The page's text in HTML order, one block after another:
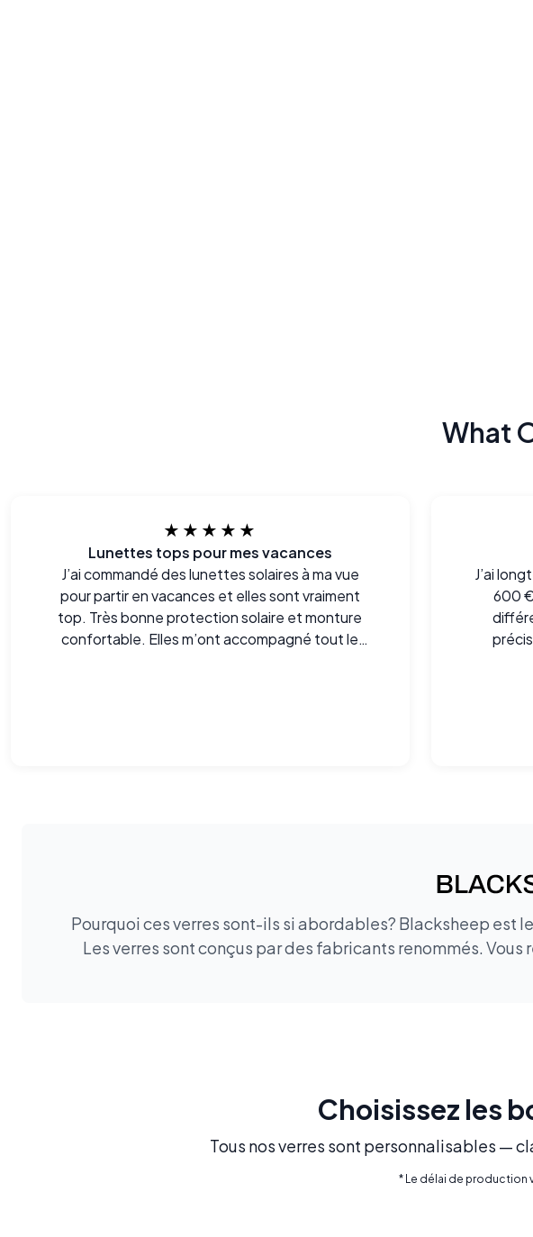
What
★★★★★
Lunettes tops pour mes vacances
J’ai commandé des lunettes solaires à ma vue
pour partir en vacances et elles sont vraiment
top. Très bonne protection solaire et monture
confortable. Elles m’ont accompagné tout le
J’ai
600
Pourquoi ces verres sont-ils si abordables? Blacksheep est
Les verres sont conçus par des fabricants renommés.
Choisissez les
Tous nos verres sont personnalisables —
* Le délai de production